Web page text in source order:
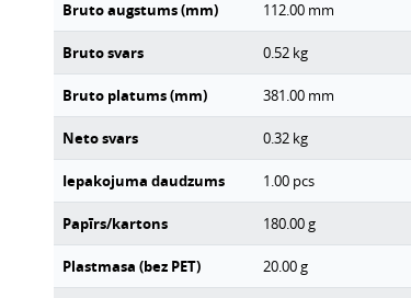
Bruto augstums (mm) 112.00 mm
Bruto svars 0.52 kg
Bruto platums (mm) 381.00 mm
Neto svars 0.32 kg
Iepakojuma daudzums 1.00 pcs
Papīrs/kartons 180.00g
Plastmasa (bez PET) 20.00g